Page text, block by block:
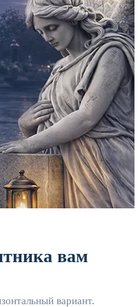
вам
вариант.